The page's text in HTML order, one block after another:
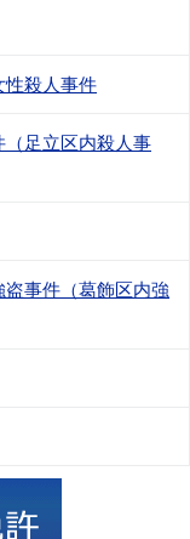
性殺人事件
足立区内殺人事
事件（葛飾区内強